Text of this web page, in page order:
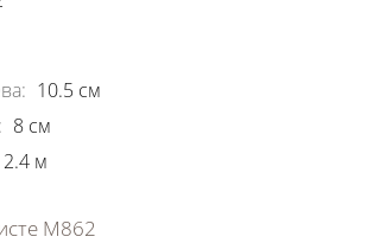
: 10.5 см
: 8 см
2.4 м
М862